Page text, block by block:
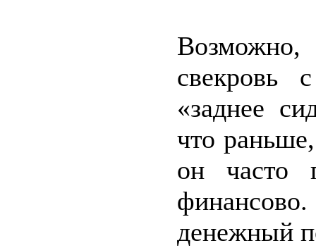
свекровь
«заднее
что
он часто
денежный